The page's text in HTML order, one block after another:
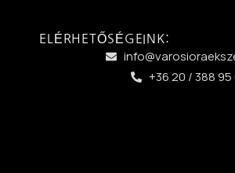
ELÉRHETŐSÉGEINK:
+36 20 / 388 95